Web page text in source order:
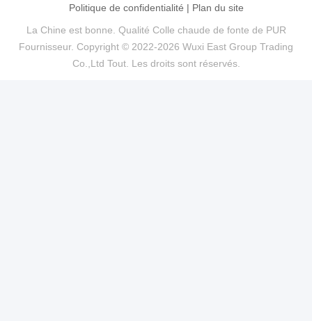
Politique de confidentialité | Plan du site
La Chine est bonne. Qualité Colle chaude de fonte de PUR
Fournisseur. Copyright © 2022-2026 Wuxi East Group Trading
Co.,Ltd Tout. Les droits sont réservés.